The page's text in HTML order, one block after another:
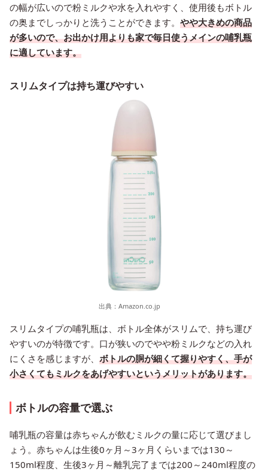
の幅が広いので粉ミルクや水を入れやすく、使用後もボトル
の奥までしっかりと洗うことができます。 やや大きめの商品
が多いので、お出かけ用よりも家で毎日使うメインの哺乳瓶
に適しています。
スリムタイプは持ち運びやすい
出典： Amazon.co.jp
スリムタイプの哺乳瓶は、ボトル全体がスリムで、持ち運び
やすいのが特徴です。口が狭いのでやや粉ミルクなどの入れ
にくさを感じますが、 ボトルの胴が細くて握りやすく、手が
小さくてもミルクをあげやすいというメリットがあります。
ボトルの容量で選ぶ
哺乳瓶の容量は赤ちゃんが飲むミルクの量に応じて選びまし
ょう。赤ちゃんは生後0ヶ月～3ヶ月くらいまでは130～
150ml程度、生後3ヶ月～離乳完了までは200～240ml程度の